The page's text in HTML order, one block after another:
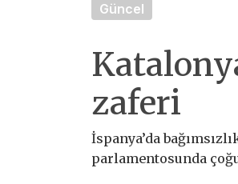
Güncel
zaferi
İspanya’da
parlamentosunda